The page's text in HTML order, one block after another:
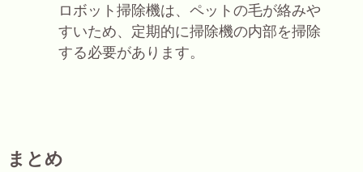
ロボット掃除機は、ペットの毛が絡みや
すいため、定期的に掃除機の内部を掃除
する必要があります。
まとめ